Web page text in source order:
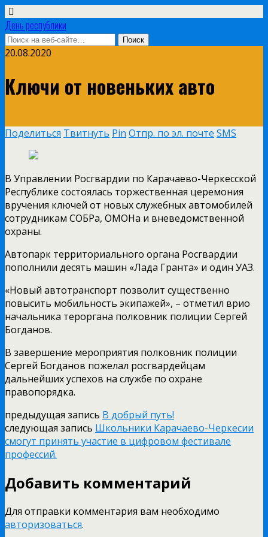
День республики
20.08.2020
Ключи от новеньких авто
Поделиться Твитнуть Pin Отпр. по эл. почте SMS
В Управлении Росгвардии по Карачаево-Черкесской
Республике состоялась торжественная церемония
вручения ключей от новых служебных автомобилей
сотрудникам СОБРа, ОМОНа и вневедомственной
охраны.
Автопарк территориального органа Росгвардии
пополнили десять машин «Лада Гранта» и один УАЗ.
«Новый автотранспорт позволит существенно
повысить мобильность экипажей», – отметил врио
начальника тероргана полковник полиции Сергей
Богданов.
В завершение мероприятия полковник полиции
Сергей Богданов пожелал росгвардейцам
дальнейших успехов на службе по охране
правопорядка.
предыдущая запись В добрый путь!
следующая запись Школьники Карачаево-Черкесии
смогут принять участие в цифровом фестивале
профессий.
Добавить комментарий
Для отправки комментария вам необходимо
авторизоваться.